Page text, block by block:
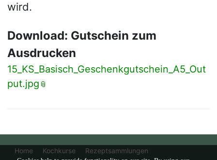
wird.
Download: Gutschein zum
Ausdrucken
15_KS_Basisch_Geschenkgutschein_A5_Out
put.jpg
Home Kochkurse Rezeptsammlungen